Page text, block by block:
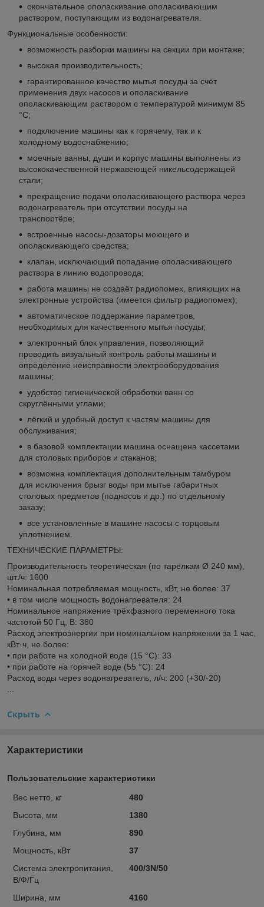
окончательное ополаскивание ополаскивающим
раствором, поступающим из водонагревателя.
Функциональные особенности:
возможность разборки машины на секции при монтаже;
высокая производительность;
гарантированное качество мытья посуды за счёт
применения двух насосов и ополаскивание
ополаскивающим раствором с температурой минимум 85
°C;
подключение машины как к горячему, так и к
холодному водоснабжению;
моечные ванны, души и корпус машины выполнены из
высококачественной нержавеющей никельсодержащей
стали;
прекращение подачи ополаскивающего раствора через
водонагреватель при отсутствии посуды на
транспортёре;
встроенные насосы-дозаторы моющего и
ополаскивающего средства;
клапан, исключающий попадание ополаскивающего
раствора в линию водопровода;
работа машины не создаёт радиопомех, влияющих на
электронные устройства (имеется фильтр радиопомех);
автоматическое поддержание параметров,
необходимых для качественного мытья посуды;
электронный блок управления, позволяющий
проводить визуальный контроль работы машины и
определение неисправности электрооборудования
машины;
удобство гигиенической обработки ванн со
скруглёнными углами;
лёгкий и удобный доступ к частям машины для
обслуживания;
в базовой комплектации машина оснащена кассетами
для столовых приборов и стаканов;
возможна комплектация дополнительным тамбуром
для исключения брызг воды при мытье габаритных
столовых предметов (подносов и др.) по отдельному
заказу;
все установленные в машине насосы с торцовым
уплотнением.
ТЕХНИЧЕСКИЕ ПАРАМЕТРЫ:
Производительность теоретическая (по тарелкам Ø 240 мм),
шт./ч: 1600
Номинальная потребляемая мощность, кВт, не более: 37
• в том числе мощность водонагревателя: 24
Номинальное напряжение трёхфазного переменного тока
частотой 50 Гц, В: 380
Расход электроэнергии при номинальном напряжении за 1 час,
кВт·ч, не более:
• при работе на холодной воде (15 °C): 33
• при работе на горячей воде (55 °C): 24
Расход воды через водонагреватель, л/ч: 200 (+30/-20)
Скрыть
Характеристики
Пользовательские характеристики
Вес нетто, кг
480
Высота, мм
1380
Глубина, мм
890
Мощность, кВт
37
Система электропитания,
В/Ф/Гц
400/3N/50
Ширина, мм 4160